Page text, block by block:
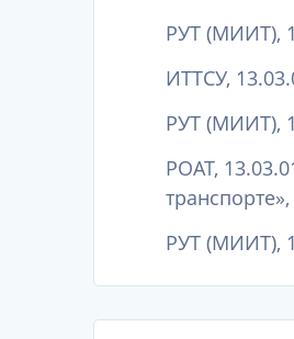
РУТ (МИИТ),
ИТТСУ,
РУТ (МИИТ),
РОАТ,
РУТ (МИИТ),